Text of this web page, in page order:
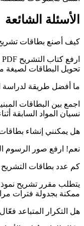
الأسئلة الشائعة
كيف أصنع بطاقات
تحويل البطاقات لصيغة
ما أفضل طريقة لدراسة
نسيان المواد السابقة
هل يمكنني إنشاء
نعم! ارفع صور الرسوم
كم عدد بطاقات التشريح
ممكنة بجدولة فترات
هل التكرار المتباعد